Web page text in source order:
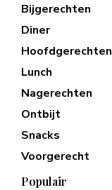
Bijgerechten
Diner
Hoofdgerechten
Lunch
Nagerechten
Ontbijt
Snacks
Voorgerecht
Populair